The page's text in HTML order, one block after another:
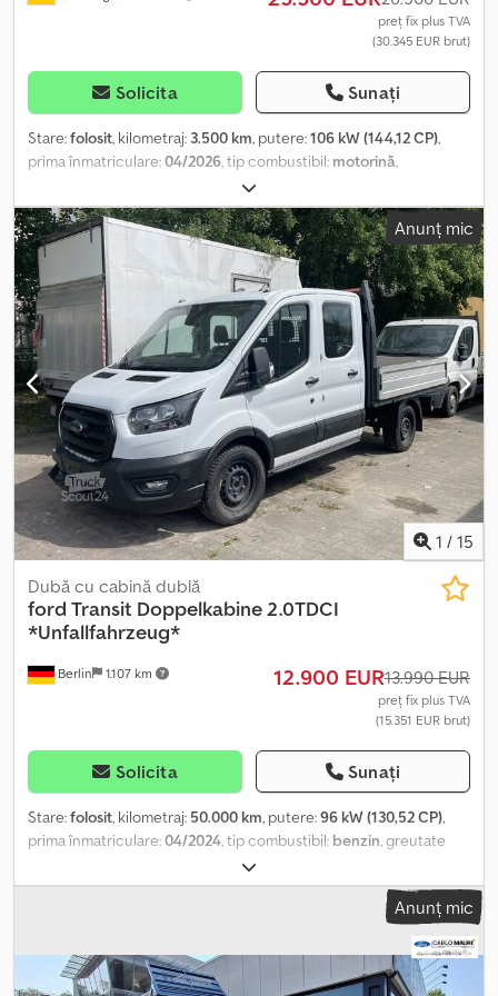
preț fix plus TVA
(30.345 EUR brut)
Solicita Sunați
Stare:folosit, kilometraj: 3.500 km, putere:106 kW (144,12 CP),
prima înmatriculare:04/2026, tip combustibil: motorină,
04/2028
culoare:alb, cabină șofer:altul, tip de angrenaj:mecanic, clasă de
emisii:Euro 6, număr de locuri:6, Dotări:ABS, aer condiționat,
airbag, computer de bord, controlul tracțiunii, cuplaj remorcă,
filtru de particule, garanție pentru vehicule second-hand, pilot
automat de viteză, program electronic de stabilitate (ESP),
senzori de parcare, servodirecție, sistem de navigație, uşă
glisantă, închidere centralizată, Exterior * Cârlig de remorcare
Altele * CITY CONNECT PACK * Alb caolin * Demontabil fără
unelte Dkedpozf Dx Sofx Ai Rjr * Uși culisante manuale dreapta și
stânga * Material textil Curitiba * WORKSITE PACK
Anunț mic
1 / 15
Berlin 1.107 km
Dubă cu cabină dublă
ford Transit Doppelkabine 2.0TDCI
*Unfallfahrzeug*
12.900 EUR13.990 EUR
preț fix plus TVA
(15.351 EUR brut)
Solicita Sunați
Stare:folosit, kilometraj: 50.000 km, putere:96 kW (130,52 CP),
prima înmatriculare:04/2024, tip combustibil: benzin, greutate
, configurație ax:4x2
06/2026, culoare:alb, cabină șofer:altul, tip de angrenaj:
, număr de locuri:
bord, controlul tracțiunii, cuplaj remorcă, filtru de particule,
pilot automat de viteză, sistem de imobilizare, închidere
Anunț mic